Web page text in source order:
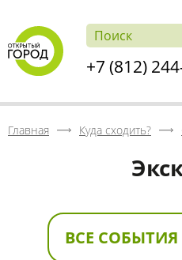
+7 (812)
Главная Куда сходить?
ВСЕ СОБЫТИЯ